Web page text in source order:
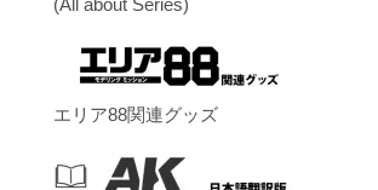
(All about Series)
エリア88関連グッズ